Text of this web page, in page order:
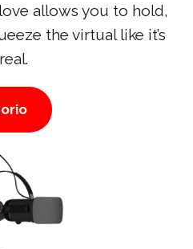
allows you to hold,
the virtual like it’s
real.